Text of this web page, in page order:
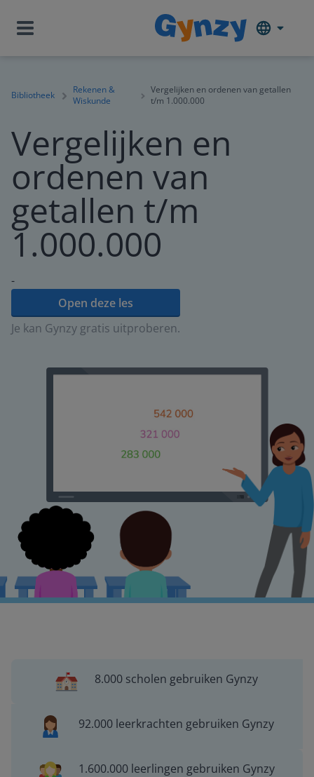
Bibliotheek
Rekenen &
Wiskunde
Vergelijken en ordenen van getallen
t/m 1.000.000
Vergelijken en
ordenen van
getallen t/m
1.000.000
-
Open deze les
Je kan Gynzy gratis uitproberen.
8.000 scholen gebruiken Gynzy
92.000 leerkrachten gebruiken Gynzy
1.600.000 leerlingen gebruiken Gynzy